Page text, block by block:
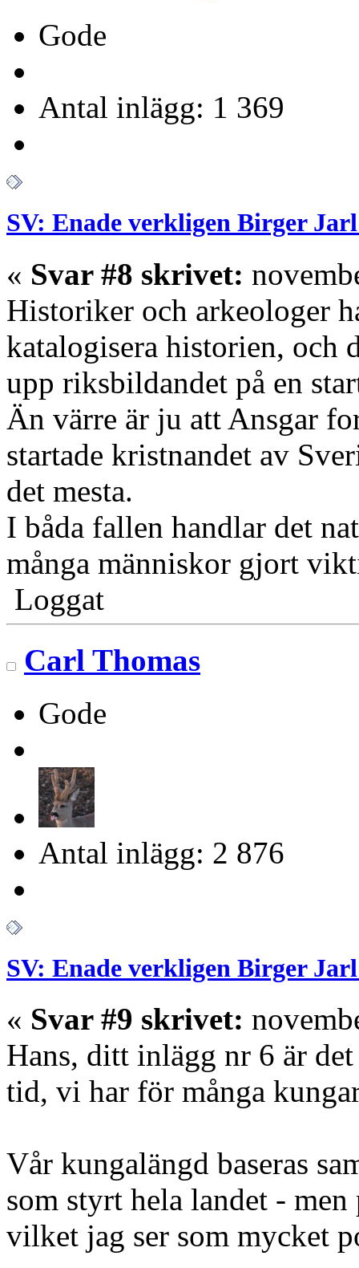
Gode
Antal inlägg: 1 369
SV: Enade verkligen Birger
« Svar #8 skrivet:
Historiker och arkeologer
katalogisera historien, och
upp riksbildandet på en
Än värre är ju att Ansgar
startade kristnandet av
det mesta.
I båda fallen handlar det
många människor gjort
Loggat
Carl Thomas
Gode
Antal inlägg: 2 876
SV: Enade verkligen Birger
« Svar #9 skrivet:
Hans, ditt inlägg nr 6 är
tid, vi har för många
Vår kungalängd baseras
som styrt hela landet - men
vilket jag ser som mycket